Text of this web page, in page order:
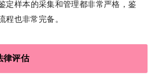
鉴定样本的采集和管理都非常严格，鉴
程也非常完备。
律评估